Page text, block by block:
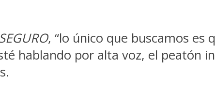
, “lo único que buscamos es
hablando por alta voz, el peatón